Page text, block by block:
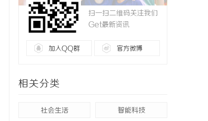
扫一扫二维码关注我们
Get最新资讯
加入QQ群 官方微博
相关分类
社会生活 智能科技